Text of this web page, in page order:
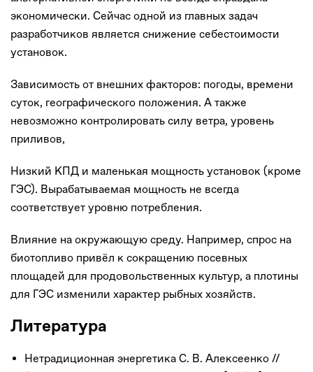
экономически. Сейчас одной из главных задач
разработчиков является снижение себестоимости
установок.
Зависимость от внешних факторов: погоды, времени
суток, географического положения. А также
невозможно контролировать силу ветра, уровень
приливов,
Низкий КПД и маленькая мощность установок (кроме
ГЭС). Вырабатываемая мощность не всегда
соответствует уровню потребления.
Влияние на окружающую среду. Например, спрос на
биотопливо привёл к сокращению посевных
площадей для продовольственных культур, а плотины
для ГЭС изменили характер рыбных хозяйств.
Литература
Нетрадиционная энергетика С. В. Алексеенко //